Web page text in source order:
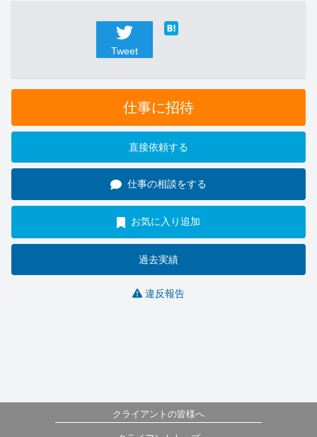
Tweet
仕事に招待
直接依頼する
仕事の相談をする
お気に入り追加
過去実績
違反報告
クライアントの皆様へ